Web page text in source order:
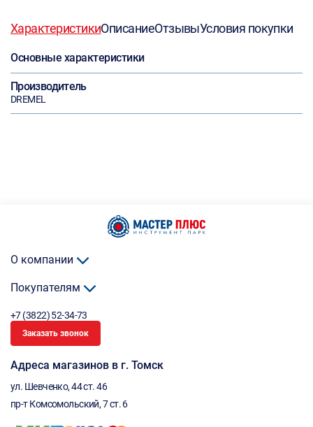
ХарактеристикиОписаниеОтзывыУсловия покупки
Основные характеристики
Производитель
DREMEL
О компании
Покупателям
+7 (3822) 52-34-73
Заказать звонок
Адреса магазинов в г. Томск
ул. Шевченко, 44 ст. 46
пр-т Комсомольский, 7 ст. 6